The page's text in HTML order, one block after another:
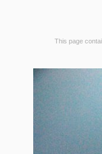
This page